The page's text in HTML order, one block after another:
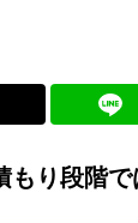
もり段階